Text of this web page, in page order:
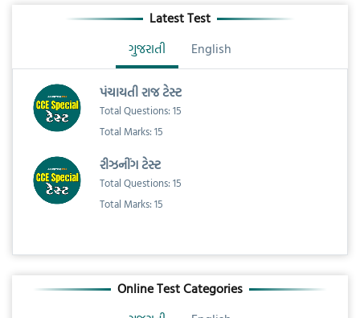
Latest Test
ગુજરાતી
English
પંચાયતી રાજ ટેસ્ટ
Total Questions: 15
Total Marks: 15
રીઝનીંગ ટેસ્ટ
Total Questions: 15
Total Marks: 15
Online Test Categories